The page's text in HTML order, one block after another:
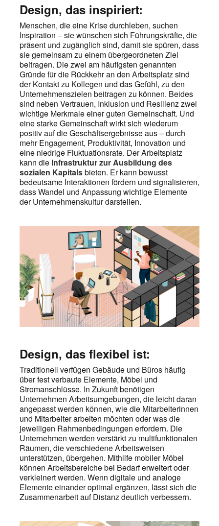
Design, das inspiriert:
Menschen, die eine Krise durchleben, suchen
Inspiration – sie wünschen sich Führungskräfte, die
präsent und zugänglich sind, damit sie spüren, dass
sie gemeinsam zu einem übergeordneten Ziel
beitragen. Die zwei am häufigsten genannten
Gründe für die Rückkehr an den Arbeitsplatz sind
der Kontakt zu Kollegen und das Gefühl, zu den
Unternehmenszielen beitragen zu können. Beides
sind neben Vertrauen, Inklusion und Resilienz zwei
wichtige Merkmale einer guten Gemeinschaft. Und
eine starke Gemeinschaft wirkt sich wiederum
positiv auf die Geschäftsergebnisse aus – durch
mehr Engagement, Produktivität, Innovation und
eine niedrige Fluktuationsrate. Der Arbeitsplatz
kann die Infrastruktur zur Ausbildung des
sozialen Kapitalsbieten. Er kann bewusst
bedeutsame Interaktionen fördern und signalisieren,
dass Wandel und Anpassung wichtige Elemente
der Unternehmenskultur darstellen.
Design, das flexibel ist:
Traditionell verfügen Gebäude und Büros häufig
über fest verbaute Elemente, Möbel und
Stromanschlüsse. In Zukunft benötigen
Unternehmen Arbeitsumgebungen, die leicht daran
angepasst werden können, wie die Mitarbeiterinnen
und Mitarbeiter arbeiten möchten oder was die
jeweiligen Rahmenbedingungen erfordern. Die
Unternehmen werden verstärkt zu multifunktionalen
Räumen, die verschiedene Arbeitsweisen
unterstützen, übergehen. Mithilfe mobiler Möbel
können Arbeitsbereiche bei Bedarf erweitert oder
verkleinert werden. Wenn digitale und analoge
Elemente einander optimal ergänzen, lässt sich die
Zusammenarbeit auf Distanz deutlich verbessern.